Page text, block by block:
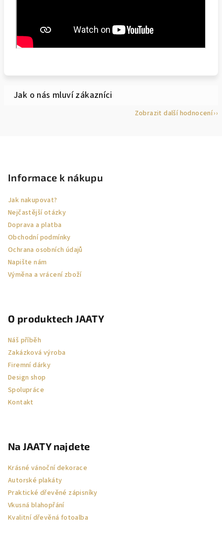
Zobrazit další hodnocení
Informace k nákupu
Jak nakupovat?
Nejčastější otázky
Doprava a platba
Obchodní podmínky
Ochrana osobních údajů
Napište nám
Výměna a vrácení zboží
O produktech JAATY
Náš příběh
Zakázková výroba
Firemní dárky
Design shop
Spolupráce
Kontakt
Na JAATY najdete
Krásné vánoční dekorace
Autorské plakáty
Praktické dřevěné zápisníky
Vkusná blahopřání
Kvalitní dřevěná fotoalba